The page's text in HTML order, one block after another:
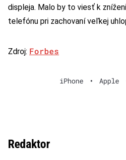
displeja. Malo by to viesť k
telefónu pri zachovaní veľkej
Zdroj: Forbes
iPhone • Apple
Redaktor